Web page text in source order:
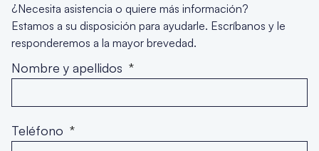
¿Necesita asistencia o quiere más información?
Estamos a su disposición para ayudarle. Escríbanos y le
responderemos a la mayor brevedad.
Nombre y apellidos
Teléfono